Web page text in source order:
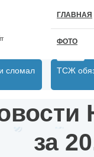
ГЛАВНАЯ
ФОТО
сломал
ТСЖ
за